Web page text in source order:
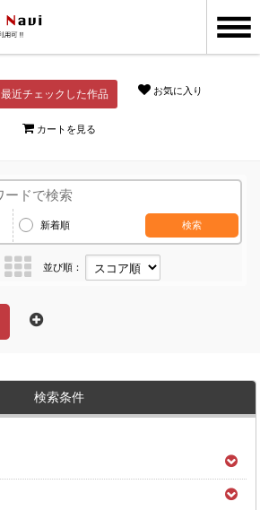
最近チェックした作品 お気に入り
カートを見る
新着順 検索
並び順：
検索条件